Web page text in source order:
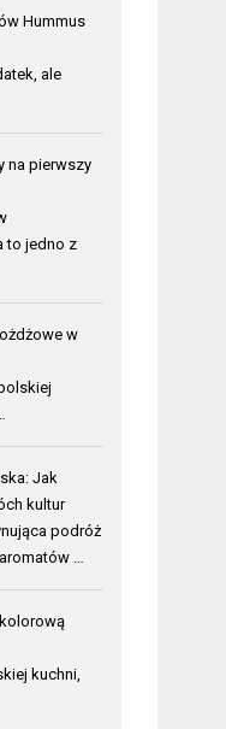
Hummus
ale
na pierwszy
to jedno z
w
Jak
kultur
podróż
…
kuchni,